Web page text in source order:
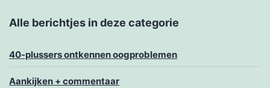
Alle berichtjes in deze categorie
40-plussers ontkennen oogproblemen
Aankijken + commentaar